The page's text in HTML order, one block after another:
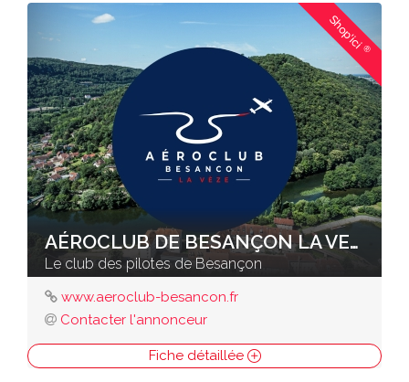
Shop'ici®
AÉROCLUB DE BESANÇON LA VEZE
Le club des pilotes de Besançon
www.aeroclub-besancon.fr
Contacter l'annonceur
Fiche détaillée